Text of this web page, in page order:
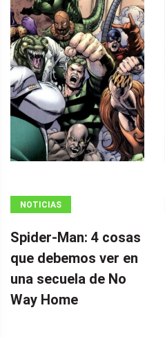
NOTICIAS
Spider-Man: 4 cosas
que debemos ver en
una secuela de No
Way Home